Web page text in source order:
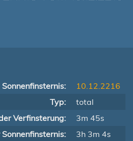
Sonnenfinsternis:
10.12.2216
Typ:
total
Verfinsterung:
3m 45s
3h 3m 4s